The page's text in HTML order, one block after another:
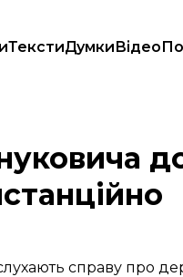
ТекстиДумкиВідео
дистанційно
справу про